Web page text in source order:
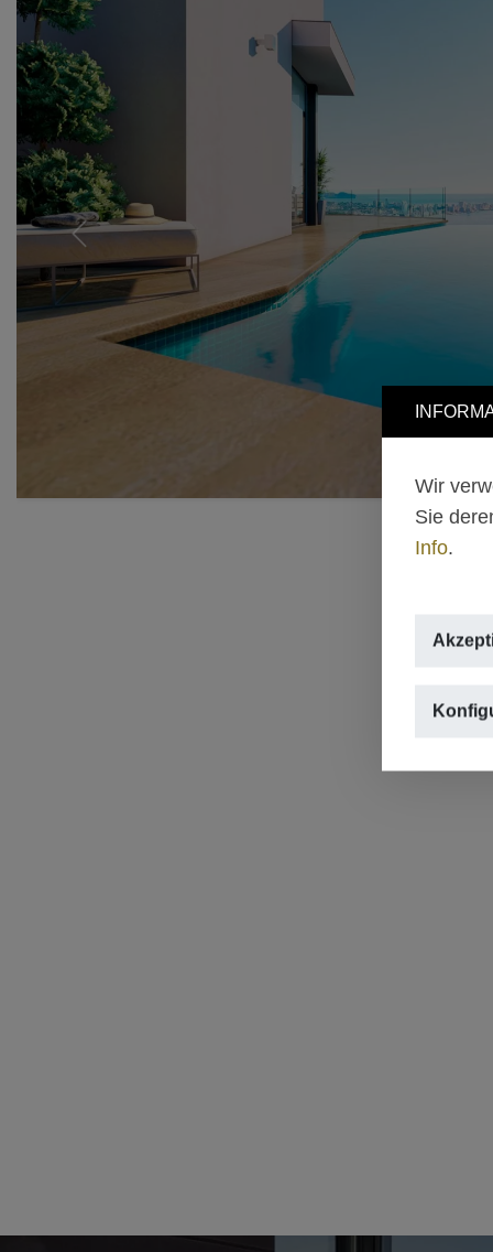
Wir
Sie
Info.
Previous